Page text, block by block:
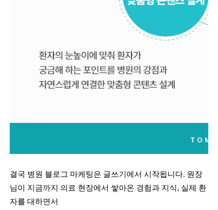
결국 병원 블로그 마케팅은 글쓰기에서 시작됩니다. 원장
님이 지금까지 의료 현장에서 쌓아온 경험과 지식, 실제 환
자를 대하면서